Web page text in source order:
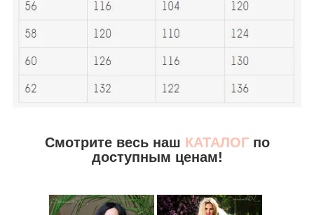
Смотрите весь наш КАТАЛОГпо
доступным ценам!